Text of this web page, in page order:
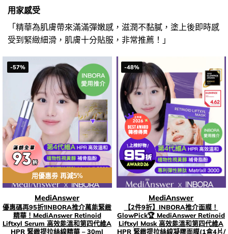
用家感受
「精華為肌膚帶來滿滿彈嫩感，滋潤不黏膩，塗上後即時感
受到緊緻細滑，肌膚十分貼服，非常推薦！」
-57%
用優惠劵 再減5%
MediAnswer
優惠碼再95折!INBORA推介萬能緊緻
精華！MediAnswer Retinoid
Liftxyl Serum 高效能溫和第四代維A
HPR 緊緻提拉絲線精華 – 30ml
-48%
MediAnswer
【2件9折】INBORA推介面膜！
GlowPick🏆 MediAnswer Retinoid
Liftxyl Mask 高效能溫和第四代維A
HPR 緊緻提拉絲線凝膠面膜(1盒4片/